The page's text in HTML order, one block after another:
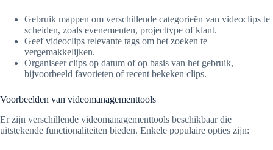
Gebruik mappen om verschillende categorieën van videoclips te
scheiden, zoals evenementen, projecttype of klant.
Geef videoclips relevante tags om het zoeken te
vergemakkelijken.
Organiseer clips op datum of op basis van het gebruik,
bijvoorbeeld favorieten of recent bekeken clips.
Voorbeelden van videomanagementtools
Er zijn verschillende videomanagementtools beschikbaar die
uitstekende functionaliteiten bieden. Enkele populaire opties zijn: